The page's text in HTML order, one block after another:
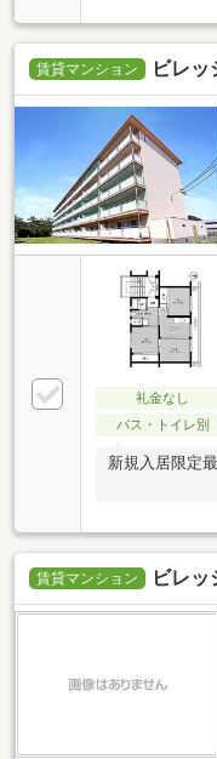
賃貸マンション ビレ
礼金なし
バス・トイレ別
新規入居限定
賃貸マンション ビレ